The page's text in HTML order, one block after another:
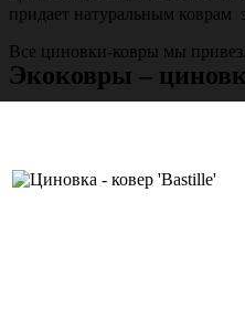
придает натуральным коврам
Все циновки-ковры мы
Экоковры –